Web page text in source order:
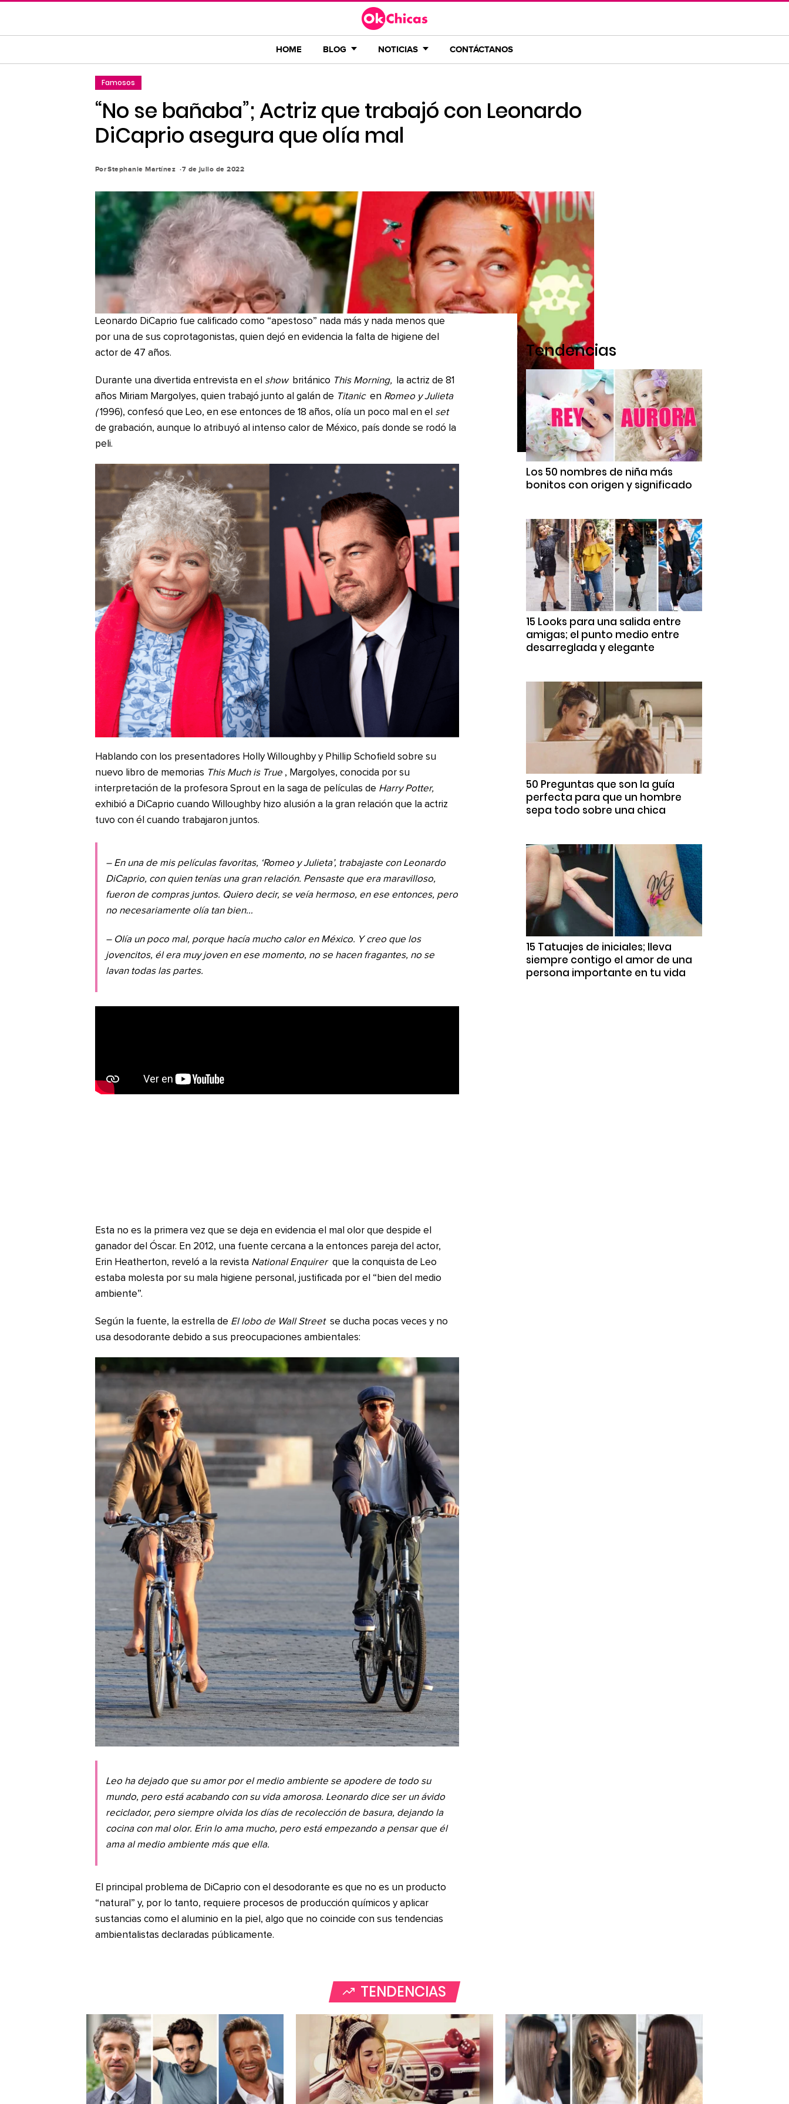
contenido
HOME BLOG NOTICIAS CONTÁCTANOS
Famosos
“No se bañaba”; Actriz que trabajó con Leonardo
DiCaprio asegura que olía mal
PorStephanie Martínez 7 de julio de 2022
Leonardo DiCaprio fue calificado como “apestoso” nada más y nada menos que
por una de sus coprotagonistas, quien dejó en evidencia la falta de higiene del
actor de 47 años.
Durante una divertida entrevista en el show británico This Morning,
la actriz de 81
años Miriam Margolyes, quien trabajó junto al galán de Titanic en Romeo y Julieta
( 1996), confesó que Leo, en ese entonces de 18 años, olía un poco mal en el set
de grabación, aunque lo atribuyó al intenso calor de México, país donde se rodó la
peli.
Hablando con los presentadores Holly Willoughby y Phillip Schofield sobre su
nuevo libro de memorias This Much is True , Margolyes, conocida por su
interpretación de la profesora Sprout en la saga de películas de Harry Potter,
exhibió a DiCaprio cuando Willoughby hizo alusión a la gran relación que la actriz
tuvo con él cuando trabajaron juntos.
– En una de mis películas favoritas, ‘Romeo y Julieta’, trabajaste con Leonardo
DiCaprio, con quien tenías una gran relación. Pensaste que era maravilloso,
fueron de compras juntos. Quiero decir, se veía hermoso, en ese entonces, pero
no necesariamente olía tan bien…
– Olía un poco mal, porque hacía mucho calor en México. Y creo que los
jovencitos, él era muy joven en ese momento, no se hacen fragantes, no se
lavan todas las partes.
Esta no es la primera vez que se deja en evidencia el mal olor que despide el
ganador del Óscar. En 2012, una fuente cercana a la entonces pareja del actor,
Erin Heatherton, reveló a la revista National Enquirer que la conquista de Leo
estaba molesta por su mala higiene personal, justificada por el “bien del medio
ambiente”.
Según la fuente, la estrella de El lobo de Wall Street se ducha pocas veces y no
usa desodorante debido a sus preocupaciones ambientales:
Leo ha dejado que su amor por el medio ambiente se apodere de todo su
mundo, pero está acabando con su vida amorosa. Leonardo dice ser un ávido
reciclador, pero siempre olvida los días de recolección de basura, dejando la
cocina con mal olor. Erin lo ama mucho, pero está empezando a pensar que él
ama al medio ambiente más que ella.
El principal problema de DiCaprio con el desodorante es que no es un producto
“natural” y, por lo tanto, requiere procesos de producción químicos y aplicar
sustancias como el aluminio en la piel, algo que no coincide con sus tendencias
ambientalistas declaradas públicamente.
Tendencias
Los 50 nombres de niña más
bonitos con origen y significado
15 Looks para una salida entre
amigas; el punto medio entre
desarreglada y elegante
50 Preguntas que son la guía
perfecta para que un hombre
sepa todo sobre una chica
15 Tatuajes de iniciales; lleva
siempre contigo el amor de una
persona importante en tu vida
TENDENCIAS